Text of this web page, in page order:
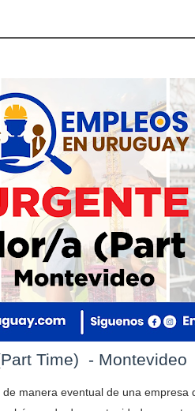
Time) - Montevideo
manera eventual de una empresa